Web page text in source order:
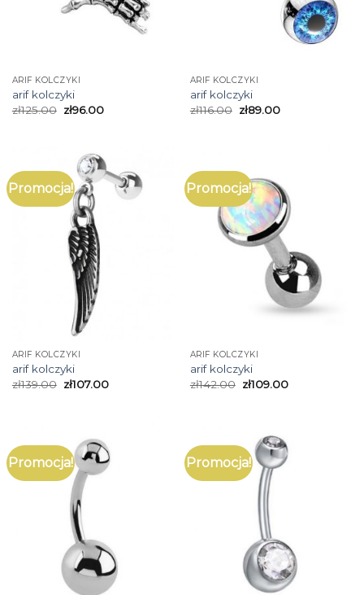
ARIF KOLCZYKI
arif kolczyki
zł125.00 zł96.00
ARIF KOLCZYKI
arif kolczyki
zł116.00 zł89.00
Promocja!
ARIF KOLCZYKI
arif kolczyki
zł139.00 zł107.00
Promocja!
ARIF KOLCZYKI
arif kolczyki
zł142.00 zł109.00
Promocja! Promocja!